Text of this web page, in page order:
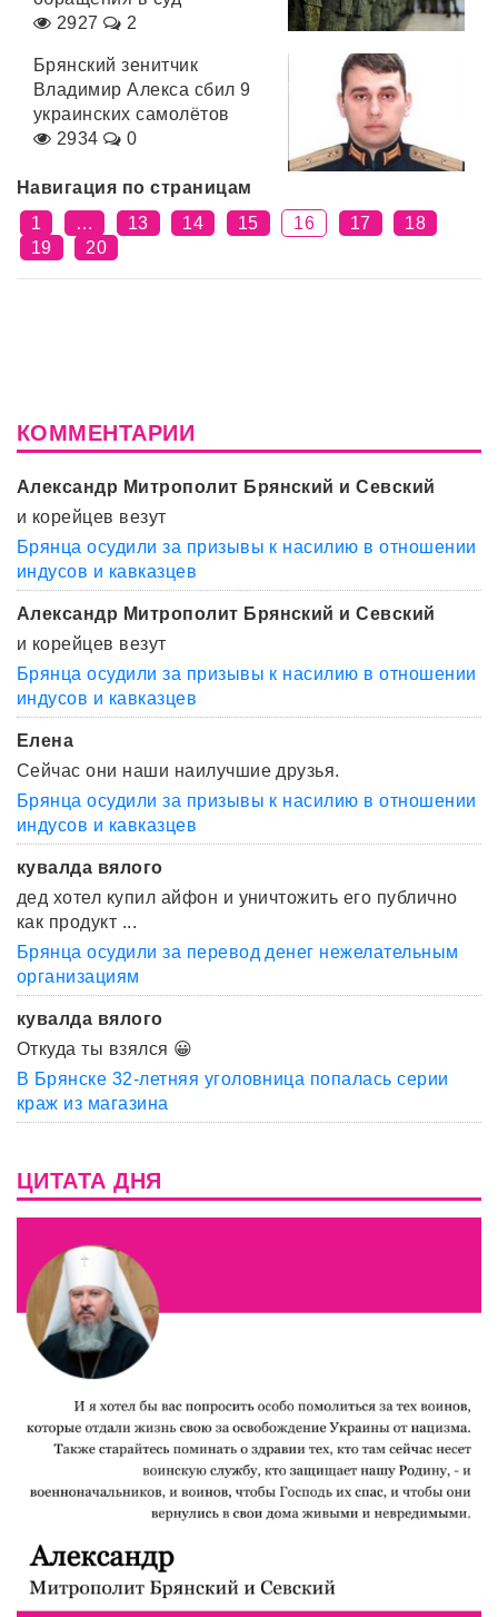
2927
2
Брянский зенитчик
Владимир Алекса сбил 9
украинских самолётов
2934
0
Навигация по страницам
1
… 13 14 15 16 17
18
19
20
КОММЕНТАРИИ
Александр Митрополит Брянский и Севский
и корейцев везут
Брянца осудили за призывы к насилию в отношении
индусов и кавказцев
Александр Митрополит Брянский и Севский
и корейцев везут
Брянца осудили за призывы к насилию в отношении
индусов и кавказцев
Елена
Сейчас они наши наилучшие друзья.
Брянца осудили за призывы к насилию в отношении
индусов и кавказцев
кувалда вялого
дед хотел купил айфон и уничтожить его публично
как продукт ...
Брянца осудили за перевод денег нежелательным
организациям
кувалда вялого
Откуда ты взялся 😀
В Брянске 32-летняя уголовница попалась серии
краж из магазина
ЦИТАТА ДНЯ